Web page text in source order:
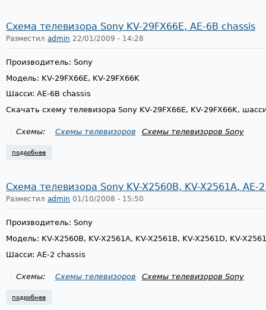
Схема телевизора Sony KV-29FX66E, AE-6B chassis
Разместил admin 22/01/2009 - 14:28
Производитель: Sony
Модель: KV-29FX66E, KV-29FX66K
Шасси: AE-6B chassis
Скачать схему телевизора Sony KV-29FX66E, KV-29FX66K,
Схемы: Схемы телевизоров Схемы телевизоров Sony
подробнее
Схема телевизора Sony KV-X2560B, KV-X2561A, AE-
Разместил admin 01/10/2008 - 15:50
Производитель: Sony
Модель: KV-X2560B, KV-X2561A, KV-X2561B, KV-X2561D, KV-
Шасси: AE-2 chassis
Схемы: Схемы телевизоров Схемы телевизоров Sony
подробнее